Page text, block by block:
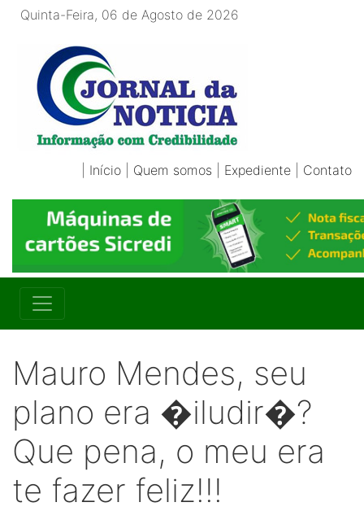
Quinta-Feira, 06 de Agosto de 2026
Início Quem somos Expediente Contato
Mauro Mendes, seu
plano era �iludir�?
Que pena, o meu era
te fazer feliz!!!